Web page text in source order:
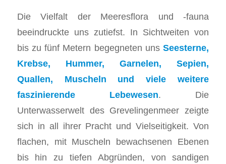
Die Vielfalt der Meeresflora und -fauna
beeindruckte uns zutiefst. In Sichtweiten von
bis zu fünf Metern begegneten unsSeesterne,
Krebse, Hummer, Garnelen, Sepien,
Quallen, Muscheln und viele weitere
faszinierende Lebewesen. Die
Unterwasserwelt des Grevelingenmeer zeigte
sich in all ihrer Pracht und Vielseitigkeit. Von
flachen, mit Muscheln bewachsenen Ebenen
bis hin zu tiefen Abgründen, von sandigen